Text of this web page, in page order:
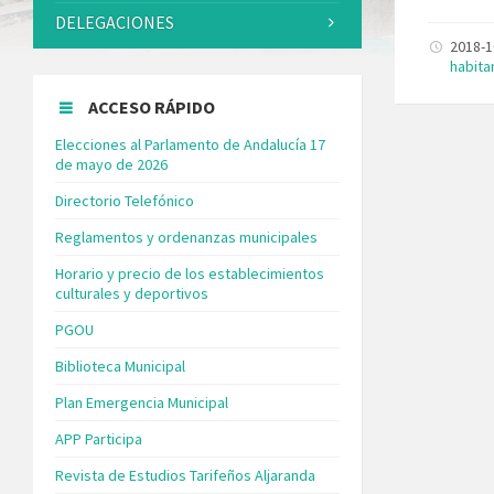
2018-
DELEGACIONES
ACCESO RÁPIDO
Elecciones al Parlamento de Andalucía 17
de mayo de 2026
Directorio Telefónico
Reglamentos y ordenanzas municipales
Horario y precio de los establecimientos
culturales y deportivos
PGOU
Biblioteca Municipal
Plan Emergencia Municipal
APP Participa
Revista de Estudios Tarifeños Aljaranda